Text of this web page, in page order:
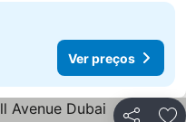
Ver preços